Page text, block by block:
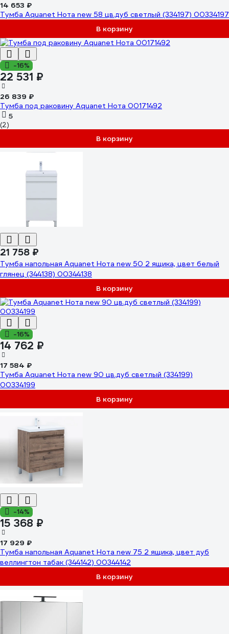
14 653 ₽
Тумба Aquanet Нота new 58 цв.дуб светлый (334197) 00334197
В корзину
-16%
22 531 ₽
26 839 ₽
Тумба под раковину Aquanet Нота 00171492
5
(2)
В корзину
21 758 ₽
Тумба напольная Aquanet Нота new 50 2 ящика, цвет белый
глянец (344138) 00344138
В корзину
-16%
14 762 ₽
17 584 ₽
Тумба Aquanet Нота new 90 цв.дуб светлый (334199)
00334199
В корзину
-14%
15 368 ₽
17 929 ₽
Тумба напольная Aquanet Нота new 75 2 ящика, цвет дуб
веллингтон табак (344142) 00344142
В корзину